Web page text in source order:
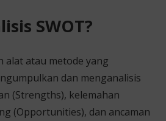
SWOT?
alat atau metode yang
dan menganalisis
(Strengths), kelemahan
(Opportunities), dan ancaman